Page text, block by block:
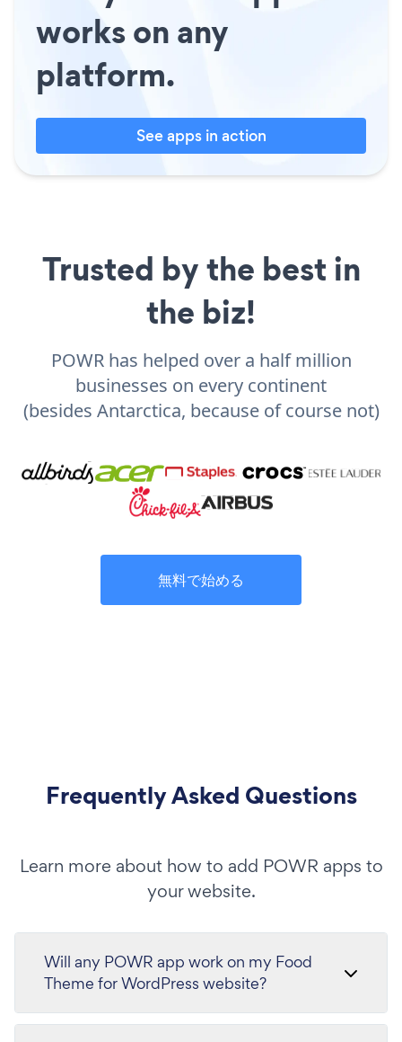
works on any
platform.
See apps in action
Trusted by the best in
the biz!
POWR has helped over a half million
businesses on every continent
(besides Antarctica, because of course not)
無料で始める
Frequently Asked Questions
Learn more about how to add POWR apps to
your website.
Will any POWR app work on my Food
Theme for WordPress website?